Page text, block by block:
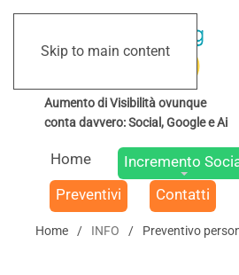
Skip to main content
Home Incremento
Preventivi
Contatti
Home INFO Preventivo